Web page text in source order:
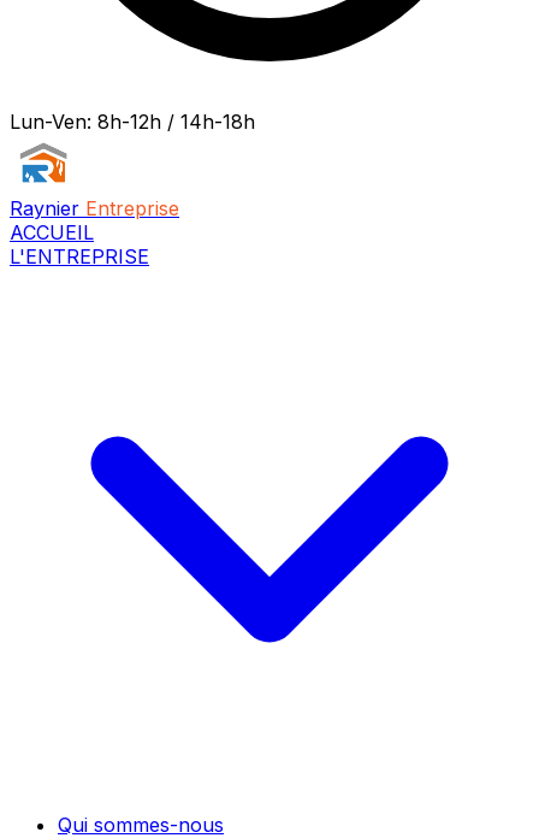
Lun-Ven: 8h-12h / 14h-18h
Raynier Entreprise
ACCUEIL
L'ENTREPRISE
Qui sommes-nous